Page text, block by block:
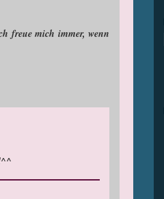
freue mich immer, wenn